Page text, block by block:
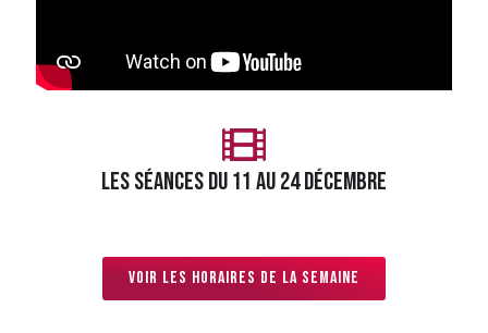
LES séances du 11 au 24 décembre
Voir les horaires de la semaine